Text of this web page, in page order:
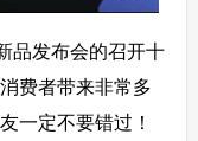
品发布会的召开十
费者带来非常多
一定不要错过！